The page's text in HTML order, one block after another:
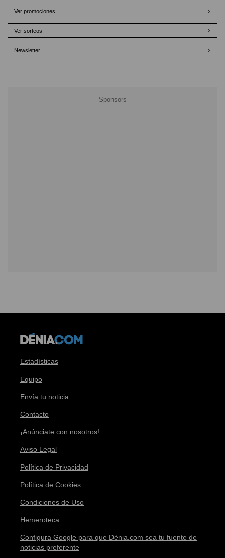
Ver promociones
Ver sorteos
Newsletter
Estadísticas
Equipo
Envía tu noticia
Contacto
¡Anúnciate con nosotros!
Aviso Legal
Política de Privacidad
Política de Cookies
Condiciones de Uso
Hemeroteca
Configura Google para que Dénia.com sea tu fuente de
noticias preferente